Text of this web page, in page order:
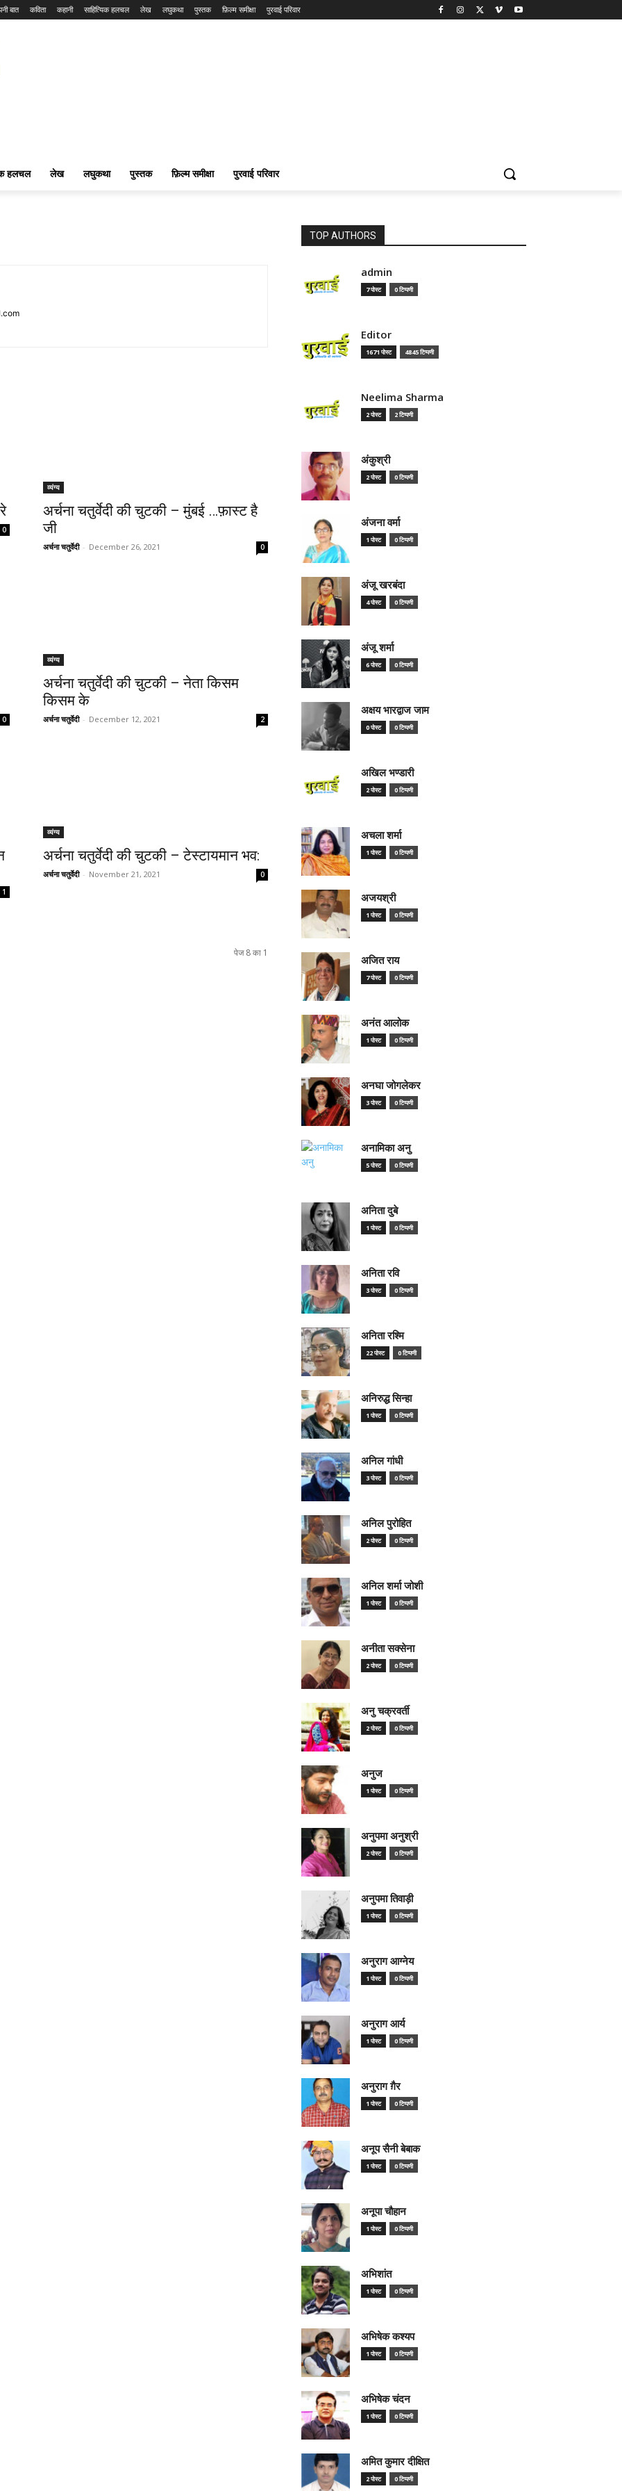
बात कविता कहानी साहित्यिक हलचल लेख लघुकथा पुस्तक फ़िल्म समीक्षा पुरवाई परिवार
हलचल लेख लघुकथा पुस्तक फ़िल्म समीक्षा पुरवाई परिवार
0
व्यंग्य
अर्चना चतुर्वेदी की चुटकी – मुंबई …फ़ास्ट है
जी
अर्चना चतुर्वेदी - December 26, 2021 0
0
व्यंग्य
अर्चना चतुर्वेदी की चुटकी – नेता किसम
किसम के
अर्चना चतुर्वेदी - December 12, 2021 2
1
व्यंग्य
अर्चना चतुर्वेदी की चुटकी – टेस्टायमान भव:
अर्चना चतुर्वेदी - November 21, 2021 0
पेज 8 का 1
TOP AUTHORS
admin
7 पोस्ट 0 टिप्पणी
Editor
1671 पोस्ट 4845 टिप्पणी
Neelima Sharma
2 पोस्ट 2 टिप्पणी
अंकुश्री
2 पोस्ट 0 टिप्पणी
अंजना वर्मा
1 पोस्ट 0 टिप्पणी
अंजू खरबंदा
4 पोस्ट 0 टिप्पणी
अंजू शर्मा
6 पोस्ट 0 टिप्पणी
अक्षय भारद्वाज जाम
0 पोस्ट 0 टिप्पणी
अखिल भण्डारी
2 पोस्ट 0 टिप्पणी
अचला शर्मा
1 पोस्ट 0 टिप्पणी
अजयश्री
1 पोस्ट 0 टिप्पणी
अजित राय
7 पोस्ट 0 टिप्पणी
अनंत आलोक
1 पोस्ट 0 टिप्पणी
अनघा जोगलेकर
3 पोस्ट 0 टिप्पणी
अनामिका अनु
5 पोस्ट 0 टिप्पणी
अनिता दुबे
1 पोस्ट 0 टिप्पणी
अनिता रवि
3 पोस्ट 0 टिप्पणी
अनिता रश्मि
22 पोस्ट 0 टिप्पणी
अनिरुद्ध सिन्हा
1 पोस्ट 0 टिप्पणी
अनिल गांधी
3 पोस्ट 0 टिप्पणी
अनिल पुरोहित
2 पोस्ट 0 टिप्पणी
अनिल शर्मा जोशी
1 पोस्ट 0 टिप्पणी
अनीता सक्सेना
2 पोस्ट 0 टिप्पणी
अनु चक्रवर्ती
2 पोस्ट 0 टिप्पणी
अनुज
1 पोस्ट 0 टिप्पणी
अनुपमा अनुश्री
2 पोस्ट 0 टिप्पणी
अनुपमा तिवाड़ी
1 पोस्ट 0 टिप्पणी
अनुराग आग्नेय
1 पोस्ट 0 टिप्पणी
अनुराग आर्य
1 पोस्ट 0 टिप्पणी
अनुराग ग़ैर
1 पोस्ट 0 टिप्पणी
अनूप सैनी बेबाक
1 पोस्ट 0 टिप्पणी
अनूपा चौहान
1 पोस्ट 0 टिप्पणी
अभिशांत
1 पोस्ट 0 टिप्पणी
अभिषेक कश्यप
1 पोस्ट 0 टिप्पणी
अभिषेक चंदन
1 पोस्ट 0 टिप्पणी
अमित कुमार दीक्षित
2 पोस्ट 0 टिप्पणी